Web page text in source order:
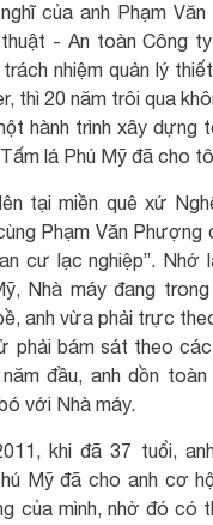
của anh Phạm
- An toàn Công
nhiệm quản lý
thì 20 năm trôi qua
hành trình xây dựng
lá Phú Mỹ đã cho
tại miền quê xứ
Phạm Văn Phượng
cư lạc nghiệp”. Nhớ
Nhà máy đang
anh vừa phải trực
phải bám sát theo
năm đầu, anh dồn
với Nhà máy.
khi đã 37 tuổi,
Mỹ đã cho anh cơ
của mình, nhờ đó có